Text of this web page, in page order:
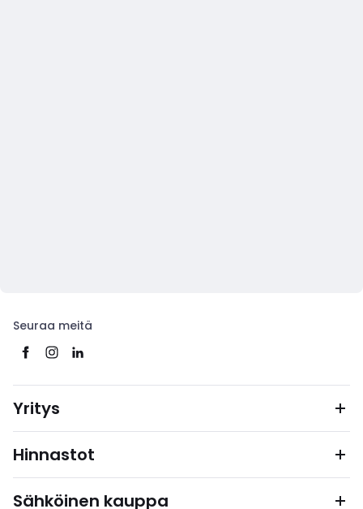
Seuraa meitä
Yritys
Hinnastot
Sähköinen kauppa